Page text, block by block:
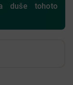
duše tohoto